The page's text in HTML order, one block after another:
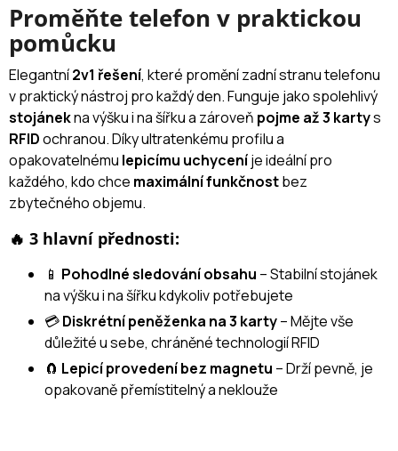
Proměňte telefon v praktickou
pomůcku
Elegantní2v1 řešení, které promění zadní stranu telefonu
v praktický nástroj pro každý den. Funguje jako spolehlivý
stojánekna výšku i na šířku a zároveň pojme až 3 kartys
RFIDochranou. Díky ultratenkému profilu a
opakovatelnému lepicímu uchyceníje ideální pro
každého, kdo chce maximální funkčnostbez
zbytečného objemu.
🔥 3 hlavní přednosti:
📱 Pohodlné sledování obsahu – Stabilní stojánek
na výšku i na šířku kdykoliv potřebujete
💳Diskrétní peněženka na 3 karty– Mějte vše
důležité u sebe, chráněné technologií RFID
🧲 Lepicí provedení bez magnetu – Drží pevně, je
opakovaně přemístitelný a neklouže